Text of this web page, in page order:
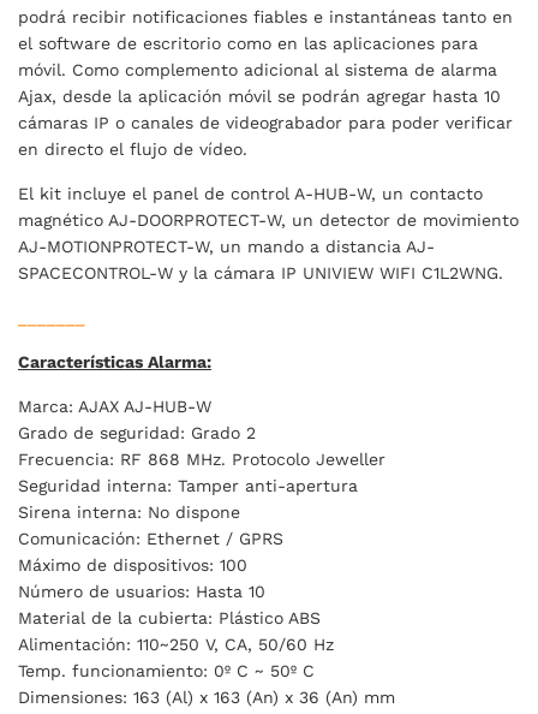
podrá recibir notificaciones fiables e instantáneas tanto en
el software de escritorio como en las aplicaciones para
móvil. Como complemento adicional al sistema de alarma
Ajax, desde la aplicación móvil se podrán agregar hasta 10
cámaras IP o canales de videograbador para poder verificar
en directo el flujo de vídeo.
El kit incluye el panel de control A-HUB-W, un contacto
magnético AJ-DOORPROTECT-W, un detector de movimiento
AJ-MOTIONPROTECT-W, un mando a distancia AJ-
SPACECONTROL-W y la cámara IP UNIVIEW WIFI C1L2WNG.
Características Alarma:
Marca: AJAX AJ-HUB-W
Grado de seguridad: Grado 2
Frecuencia: RF 868 MHz. Protocolo Jeweller
Seguridad interna: Tamper anti-apertura
Sirena interna: No dispone
Comunicación: Ethernet / GPRS
Máximo de dispositivos: 100
Número de usuarios: Hasta 10
Material de la cubierta: Plástico ABS
Alimentación: 110~250 V, CA, 50/60 Hz
Temp. funcionamiento: 0º C ~ 50º C
Dimensiones: 163 (Al) x 163 (An) x 36 (An) mm